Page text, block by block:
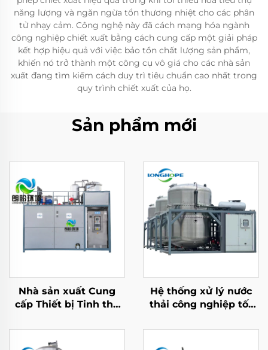
năng lượng và ngăn ngừa tổn thương nhiệt cho các phân
tử nhạy cảm. Công nghệ này đã cách mạng hóa ngành
công nghiệp chiết xuất bằng cách cung cấp một giải pháp
kết hợp hiệu quả với việc bảo tồn chất lượng sản phẩm,
khiến nó trở thành một công cụ vô giá cho các nhà sản
xuất đang tìm kiếm cách duy trì tiêu chuẩn cao nhất trong
quy trình chiết xuất của họ.
Sản phẩm mới
Nhà sản xuất Cung
cấp Thiết bị Tinh thể
Công nghiệp Nhiệt độ
Thấp
Hệ thống xử lý nước
thải công nghiệp tốt
ZLD chân không nồng